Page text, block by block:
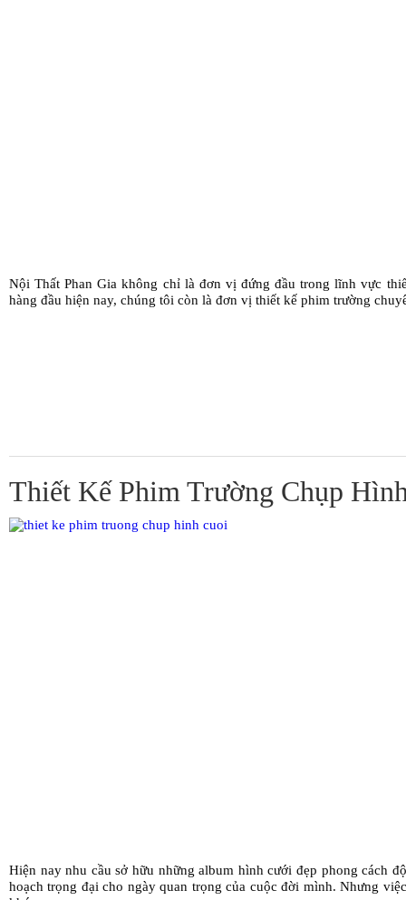
Nội Thất Phan Gia không chỉ là đơn vị đứng đầu trong lĩnh vực
hàng đầu hiện nay, chúng tôi còn là đơn vị thiết kế phim trường
Thiết Kế Phim Trường Chụp
Hiện nay nhu cầu sở hữu những album hình cưới đẹp phong cách
hoạch trọng đại cho ngày quan trọng của cuộc đời mình. Nhưng